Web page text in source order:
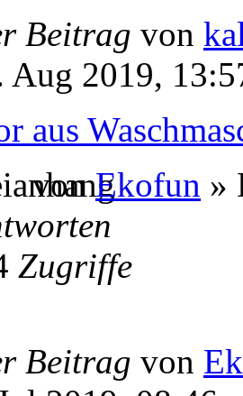
Beitrag von
Aug 2019,
aus
vonEkofun »
Zugriffe
Beitrag von